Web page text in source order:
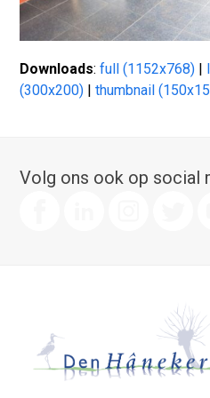
Downloads:full (1152x768) |
(300x200) |thumbnail
Volg ons ook op social